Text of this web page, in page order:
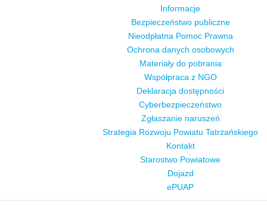
Informacje
Bezpieczeństwo publiczne
Nieodpłatna Pomoc Prawna
Ochrona danych osobowych
Materiały do pobrania
Współpraca z NGO
Deklaracja dostępności
Cyberbezpieczeństwo
Zgłaszanie naruszeń
Strategia Rozwoju Powiatu Tatrzańskiego
Kontakt
Starostwo Powiatowe
Dojazd
ePUAP